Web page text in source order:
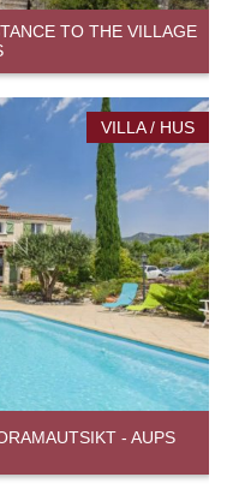
TO THE VILLAGE
VILLA / HUS
- AUPS